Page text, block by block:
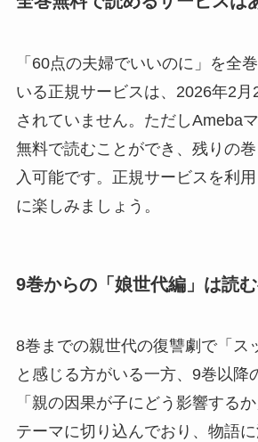
「60点の夫婦でいいのに」を全
いる正規サービスは、2026年2
されていません。ただしAmeba
無料で読むことができ、残りの
入可能です。正規サービスを利
に楽しみましょう。
9巻からの「娘世代編」は読
8巻までの親世代の復讐劇で「ス
と感じる方がいる一方、9巻以降
「親の因果が子にどう影響する
テーマに切り込んでおり、物語